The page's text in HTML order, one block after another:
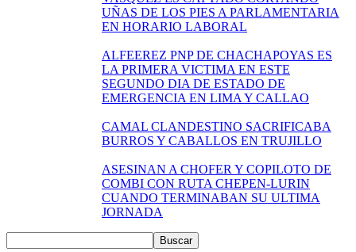
UÑAS DE LOS PIES A PARLAMENTARIA
EN HORARIO LABORAL
ALFEEREZ PNP DE CHACHAPOYAS ES
LA PRIMERA VICTIMA EN ESTE
SEGUNDO DIA DE ESTADO DE
EMERGENCIA EN LIMA Y CALLAO
CAMAL CLANDESTINO SACRIFICABA
BURROS Y CABALLOS EN TRUJILLO
ASESINAN A CHOFER Y COPILOTO DE
COMBI CON RUTA CHEPEN-LURIN
CUANDO TERMINABAN SU ULTIMA
JORNADA